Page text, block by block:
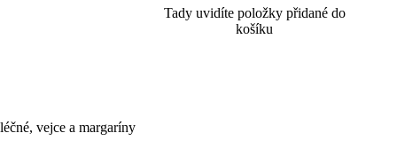
vejce a margaríny
Tady uvidíte položky přidané do
košíku